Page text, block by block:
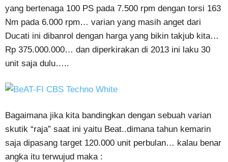
yang bertenaga 100 PS pada 7.500 rpm dengan torsi 163
Nm pada 6.000 rpm… varian yang masih anget dari
Ducati ini dibanrol dengan harga yang bikin takjub kita…
Rp 375.000.000… dan diperkirakan di 2013 ini laku 30
unit saja dulu…..
Bagaimana jika kita bandingkan dengan sebuah varian
skutik “raja” saat ini yaitu Beat..dimana tahun kemarin
saja dipasang target 120.000 unit perbulan… kalau benar
angka itu terwujud maka :